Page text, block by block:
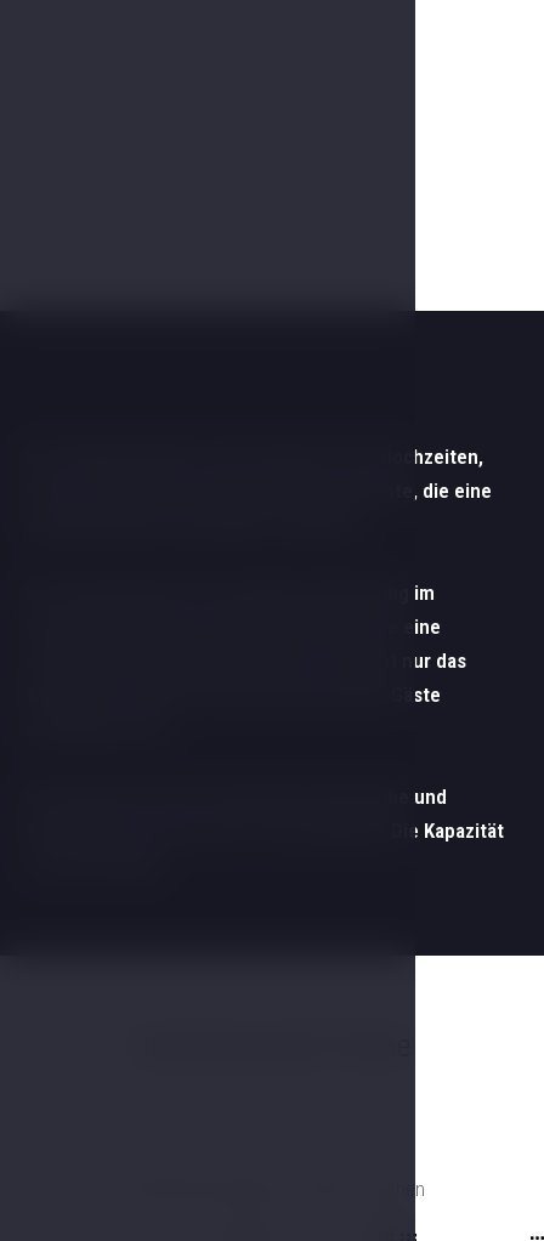
Der exklusive Raum ist der ideale Ort für Hochzeiten,
Feiern und andere wichtige Lebensmomente, die eine
Die Lounge bietet eine elegante Einrichtung im
historischen Stil mit originellen Details, die eine
einzigartige Umgebung schaffen, die nicht nur das
Brautpaar, sondern auch alle anwesenden Gäste
Die Aussicht auf die Landschaft bringt Ruhe und
Romantik in das Herz Ihrer Veranstaltung. Die Kapazität
Horizontal scrollen, um mehr zu sehen